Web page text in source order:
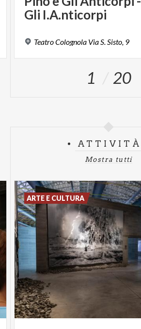
Gli I.A.nticorpi
TeatroColognola ViaS.Sisto, 9
1 20
ATTIVITÀ
Mostra tutti
ARTE E CULTURA